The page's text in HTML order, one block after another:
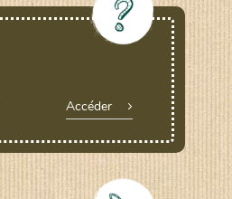
Accéder